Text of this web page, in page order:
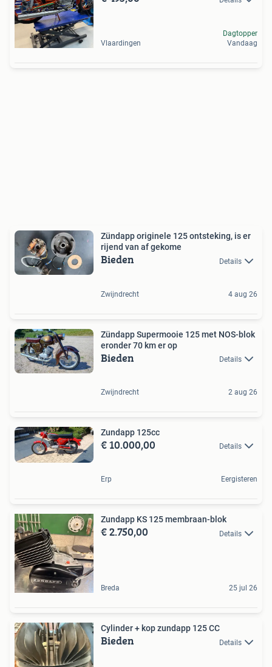
Vlaardingen
Dagtopper
Vandaag
Zündapp originele 125 ontsteking, is er
rijend van af gekome
Bieden Details
Zwijndrecht 4 aug 26
Zündapp Supermooie 125 met NOS-blok
eronder 70 km er op
Bieden Details
Zwijndrecht 2 aug 26
Zundapp 125cc
€ 10.000,00 Details
Erp Eergisteren
Zundapp KS 125 membraan-blok
€ 2.750,00 Details
Breda 25 jul 26
Cylinder + kop zundapp 125 CC
Bieden Details